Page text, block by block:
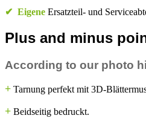
✔ Eigene Ersatzteil- und
Plus and minus
According to our photo
+ Tarnung perfekt mit 3D-
+ Beidseitig bedruckt.